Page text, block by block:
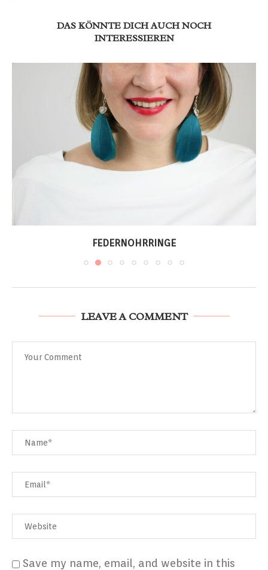
DAS KÖNNTE DICH AUCH NOCH
INTERESSIEREN
FEDERNOHRRINGE
LEAVE A COMMENT
Save my name, email, and website in this